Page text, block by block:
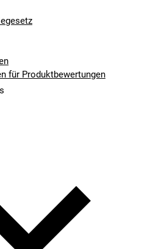
für Produktbewertungen